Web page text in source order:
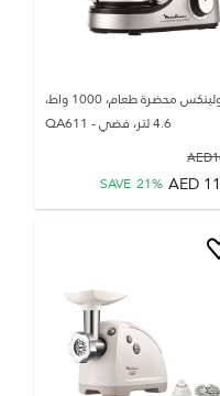
مولينكس محضرة طعام، 1000 واط،
4.6 لتر، فضي - QA611
AED
AED
SAVE 21%